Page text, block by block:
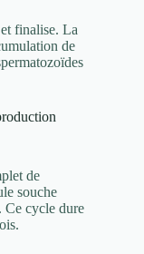
finalise. La
de
de
souche
Ce cycle dure